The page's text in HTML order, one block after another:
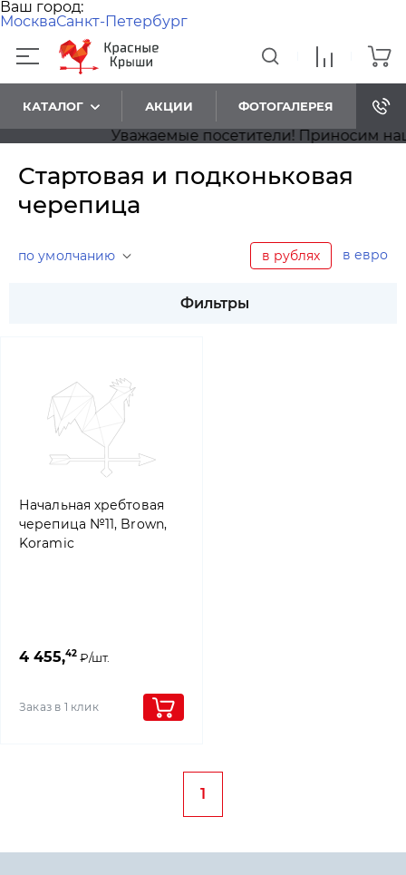
Ваш город:
МоскваСанкт-Петербург
КАТАЛОГ АКЦИИ ФОТОГАЛЕРЕЯ
Уважаемые посетители! Приносим
Стартовая и подконьковая
черепица
по умолчанию в рублях в евро
Фильтры
Начальная хребтовая
черепица №11, Brown,
Koramic
4 455,42 ₽/шт.
Заказ в 1 клик
1